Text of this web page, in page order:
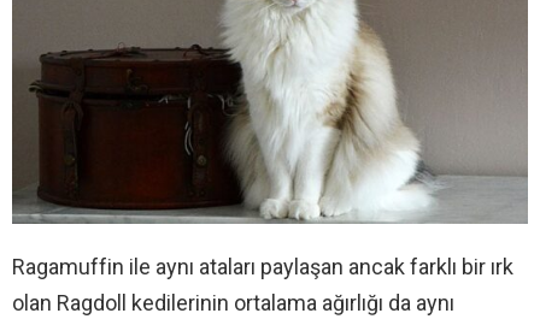
Ragamuffin ile aynı ataları paylaşan ancak farklı bir ırk
olan Ragdoll kedilerinin ortalama ağırlığı da aynı